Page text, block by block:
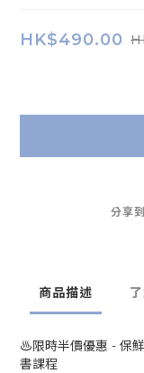
HK$490.00
分享到
商品描述
♨️限時半價優惠 - 保
書課程